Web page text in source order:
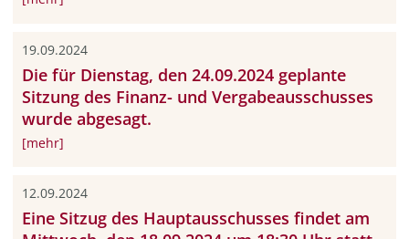
19.09.2024
Die für Dienstag, den 24.09.2024 geplante
Sitzung des Finanz- und Vergabeausschusses
wurde abgesagt.
[mehr]
12.09.2024
Eine Sitzug des Hauptausschusses findet am